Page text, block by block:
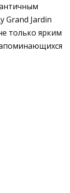
Grand Jardin
только ярким